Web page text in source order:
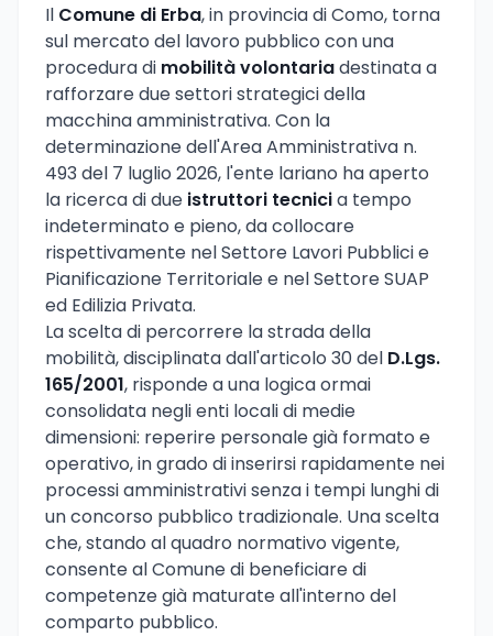
Il Comune di Erba, in provincia di Como, torna
sul mercato del lavoro pubblico con una
procedura di mobilità volontariadestinata a
rafforzare due settori strategici della
macchina amministrativa. Con la
determinazione dell'Area Amministrativa n.
493 del 7 luglio 2026, l'ente lariano ha aperto
la ricerca di due istruttori tecnicia tempo
indeterminato e pieno, da collocare
rispettivamente nel Settore Lavori Pubblici e
Pianificazione Territoriale e nel Settore SUAP
ed Edilizia Privata.
La scelta di percorrere la strada della
mobilità, disciplinata dall'articolo 30 del D.Lgs.
165/2001, risponde a una logica ormai
consolidata negli enti locali di medie
dimensioni: reperire personale già formato e
operativo, in grado di inserirsi rapidamente nei
processi amministrativi senza i tempi lunghi di
un concorso pubblico tradizionale. Una scelta
che, stando al quadro normativo vigente,
consente al Comune di beneficiare di
competenze già maturate all'interno del
comparto pubblico.